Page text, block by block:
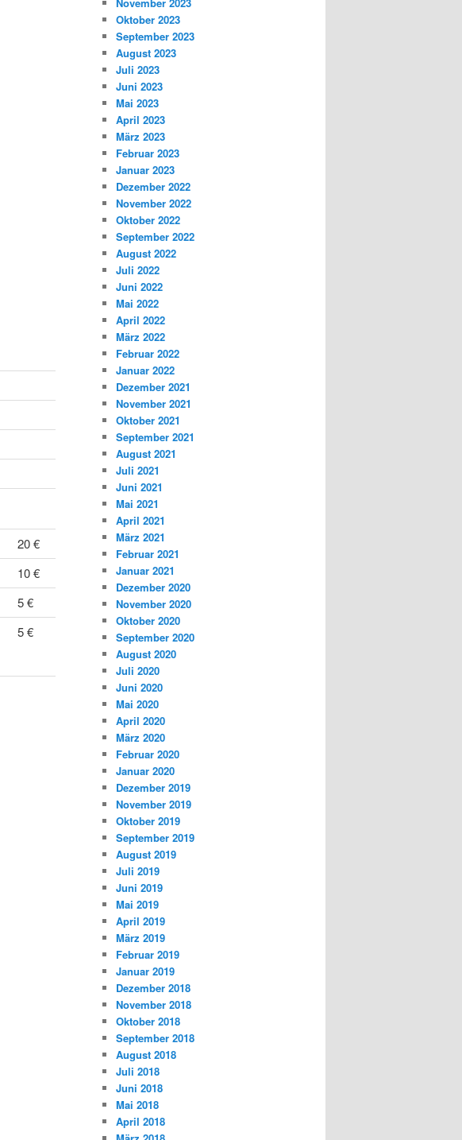
20 €
10 €
5 €
5 €
Oktober 2023
September 2023
August 2023
Juli 2023
Juni 2023
Mai 2023
April 2023
März 2023
Februar 2023
Januar 2023
Dezember 2022
November 2022
Oktober 2022
September 2022
August 2022
Juli 2022
Juni 2022
Mai 2022
April 2022
März 2022
Februar 2022
Januar 2022
Dezember 2021
November 2021
Oktober 2021
September 2021
August 2021
Juli 2021
Juni 2021
Mai 2021
April 2021
März 2021
Februar 2021
Januar 2021
Dezember 2020
November 2020
Oktober 2020
September 2020
August 2020
Juli 2020
Juni 2020
Mai 2020
April 2020
März 2020
Februar 2020
Januar 2020
Dezember 2019
November 2019
Oktober 2019
September 2019
August 2019
Juli 2019
Juni 2019
Mai 2019
April 2019
März 2019
Februar 2019
Januar 2019
Dezember 2018
November 2018
Oktober 2018
September 2018
August 2018
Juli 2018
Juni 2018
Mai 2018
April 2018